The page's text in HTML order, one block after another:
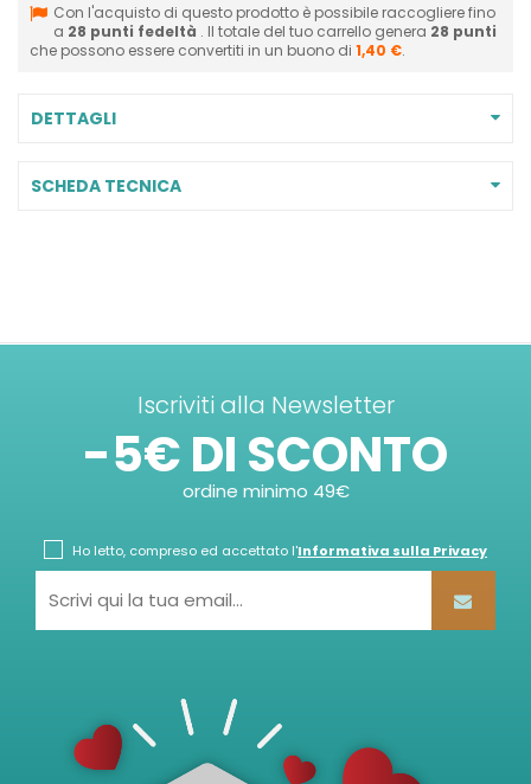
Con l'acquisto di questo prodotto è possibile raccogliere fino
a 28 punti fedeltà . Il totale del tuo carrello genera 28 punti
che possono essere convertiti in un buono di 1,40 €.
DETTAGLI
SCHEDA TECNICA
Iscriviti alla Newsletter
-5€ DI SCONTO
ordine minimo 49€
Ho letto, compreso ed accettato l'Informativa sulla Privacy